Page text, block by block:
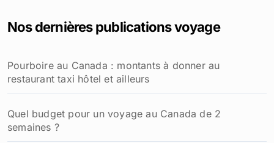
r
e
r
Nos dernières publications voyage
Pourboire au Canada : montants à donner au
restaurant taxi hôtel et ailleurs
Quel budget pour un voyage au Canada de 2
semaines ?